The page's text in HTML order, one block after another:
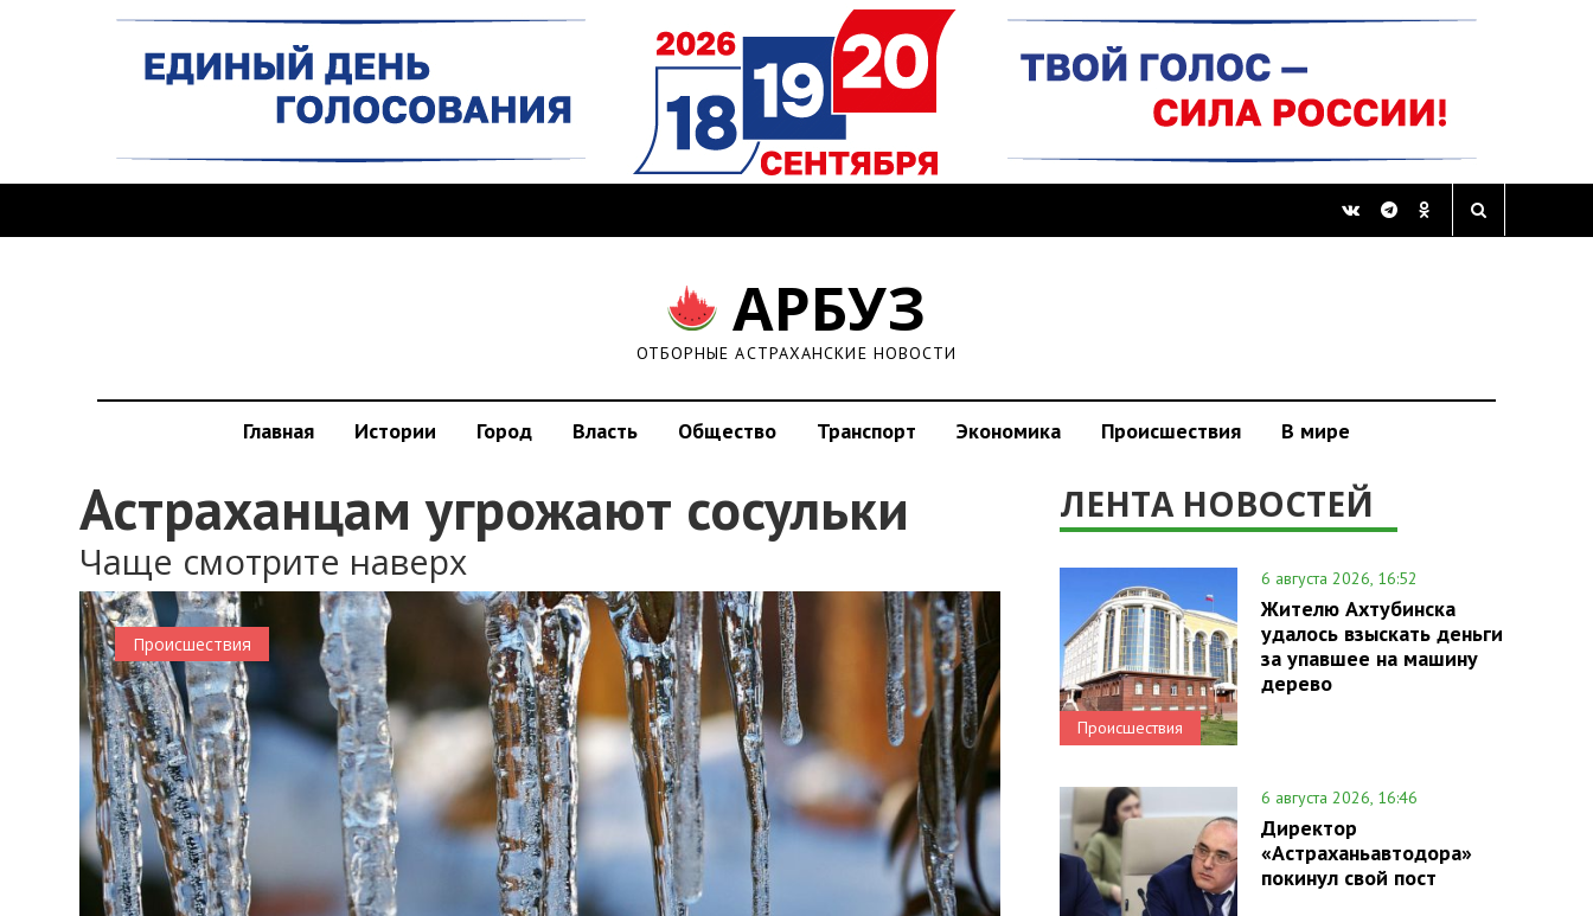
АРБУЗ
ОТБОРНЫЕ АСТРАХАНСКИЕ НОВОСТИ
Главная Истории Город Власть Общество Транспорт Экономика Происшествия В мире
Астраханцам угрожают сосульки
Чаще смотрите наверх
0
Происшествия
ЛЕНТА НОВОСТЕЙ
Происшествия
6 августа 2026, 16:52
Жителю Ахтубинска
удалось взыскать деньги
за упавшее на машину
дерево
6 августа 2026, 16:46
Директор
«Астраханьавтодора»
покинул свой пост